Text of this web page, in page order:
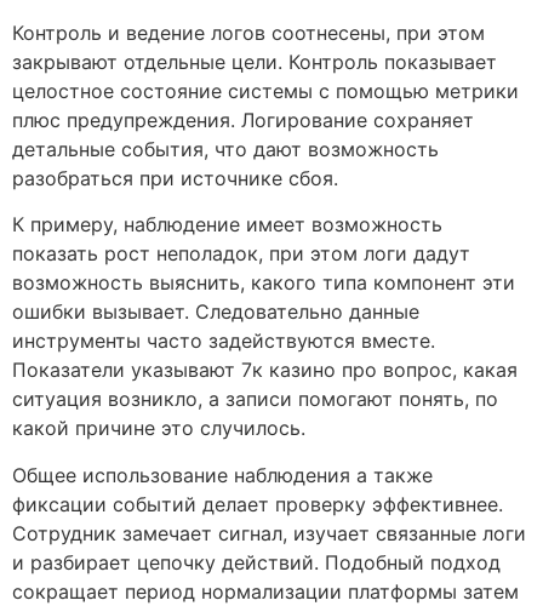
Контроль и ведение логов соотнесены, при этом
закрывают отдельные цели. Контроль показывает
целостное состояние системы с помощью метрики
плюс предупреждения. Логирование сохраняет
детальные события, что дают возможность
разобраться при источнике сбоя.
К примеру, наблюдение имеет возможность
показать рост неполадок, при этом логи дадут
возможность выяснить, какого типа компонент эти
ошибки вызывает. Следовательно данные
инструменты часто задействуются вместе.
Показатели указывают 7к казино про вопрос, какая
ситуация возникло, а записи помогают понять, по
какой причине это случилось.
Общее использование наблюдения а также
фиксации событий делает проверку эффективнее.
Сотрудник замечает сигнал, изучает связанные логи
и разбирает цепочку действий. Подобный подход
сокращает период нормализации платформы затем